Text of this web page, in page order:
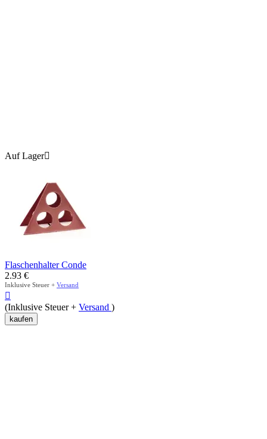
Auf Lager
Flaschenhalter Conde
2.93 €
Inklusive Steuer + Versand

(Inklusive Steuer + Versand )
kaufen